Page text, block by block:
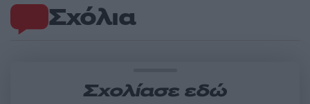
Σχόλια
Σχολίασε εδώ